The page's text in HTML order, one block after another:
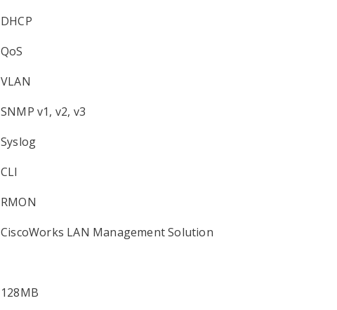
DHCP
QoS
VLAN
SNMP v1, v2, v3
Syslog
CLI
RMON
CiscoWorks LAN Management Solution
128MB